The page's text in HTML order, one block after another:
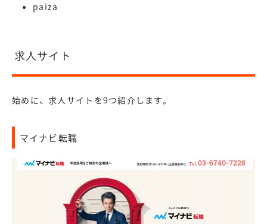
paiza
求人サイト
始めに、求人サイトを9つ紹介します。
マイナビ転職